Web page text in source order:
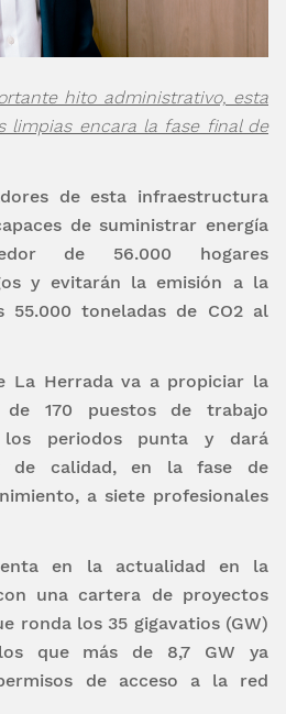
hito administrativo, esta
limpias encara la fase final de
de esta infraestructura
de suministrar energía
de 56.000 hogares
y evitarán la emisión a la
55.000 toneladas de CO2al
La Herrada va a propiciar la
170 puestos de trabajo
los periodos punta y dará
de calidad, en la fase de
a siete profesionales
en la actualidad en la
una cartera de proyectos
ronda los 35 gigavatios (GW)
que más de 8,7 GW ya
de acceso a la red